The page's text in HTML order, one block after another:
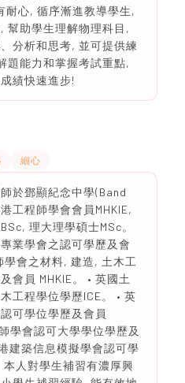
耐心, 循序漸進教導學生,
幫助學生理解物理科目,
分析和思考, 並可提供練
題能力和掌握考試重點,
績快速進步!
細心
於鄧顯紀念中學(Band
工程師學會會員MHKIE,
理大理學碩士MSc。
業學會之認可學歷及會
學會之材料, 建造, 土木工
會員 MHKIE。 • 英國土
工程學位學歷ICE。 • 英
可學位學歷及會員
學會認可大學學位學歷及
建築信息模擬學會認可學
本人對學生補習有濃厚興